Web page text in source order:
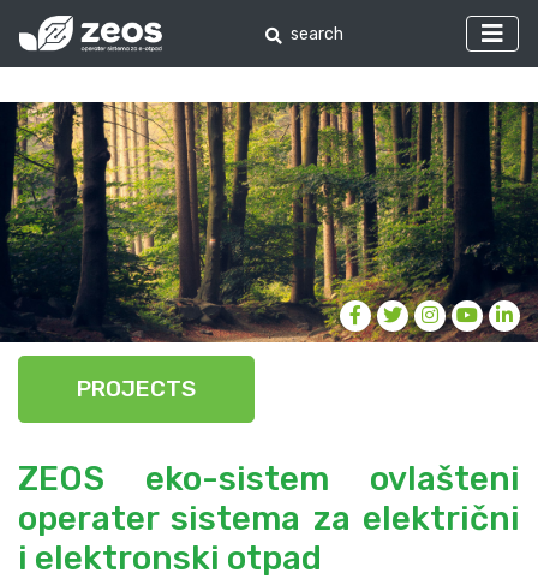
PROJECTS
ZEOS eko-sistem ovlašteni
operater sistema za električni
i elektronski otpad